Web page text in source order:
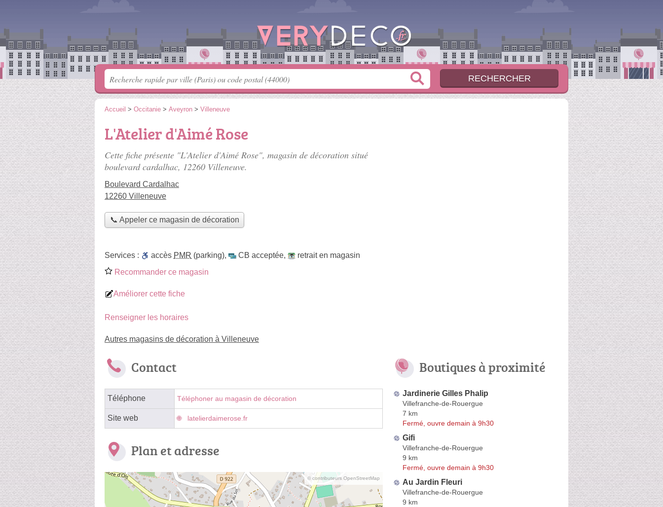
Accueil > Occitanie > Aveyron > Villeneuve
L'Atelier d'Aimé Rose
Cette fiche présente "L'Atelier d'Aimé Rose", magasin de décoration situé
boulevard cardalhac, 12260 Villeneuve.
Boulevard Cardalhac
12260 Villeneuve
📞 Appeler ce magasin de décoration
Services : accès PMR (parking), CB acceptée,
retrait en magasin
Recommander ce magasin
Améliorer cette fiche
Renseigner les horaires
Autres magasins de décoration à Villeneuve
Contact
Téléphone Téléphoner au magasin de décoration
Site web latelierdaimerose.fr
Plan et adresse
© contributeurs OpenStreetMap
Boutiques à proximité
Jardinerie Gilles Phalip
Villefranche-de-Rouergue
7 km
Fermé, ouvre demain à 9h30
Gifi
Villefranche-de-Rouergue
9 km
Fermé, ouvre demain à 9h30
Au Jardin Fleuri
Villefranche-de-Rouergue
9 km